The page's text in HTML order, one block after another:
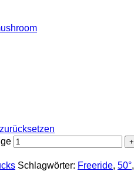
Schlagwörter: Freeride, 50°,